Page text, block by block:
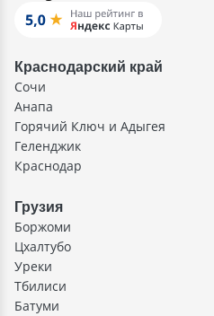
Краснодарский край
Сочи
Анапа
Горячий Ключ и Адыгея
Геленджик
Краснодар
Грузия
Боржоми
Цхалтубо
Уреки
Тбилиси
Батуми